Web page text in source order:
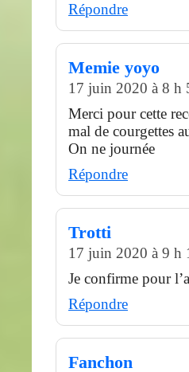
Répondre
Memie yoyo
17 juin 2020 à 8 h
Merci pour cette
mal de courgettes
On ne journée
Répondre
Trotti
17 juin 2020 à 9 h
Je confirme pour
Répondre
Fanchon